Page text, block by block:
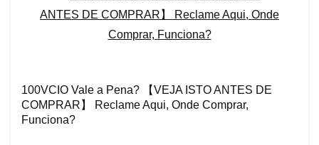
100VCIO Vale a Pena? 【VEJA ISTO ANTES DE
COMPRAR】 Reclame Aqui, Onde Comprar,
Funciona?